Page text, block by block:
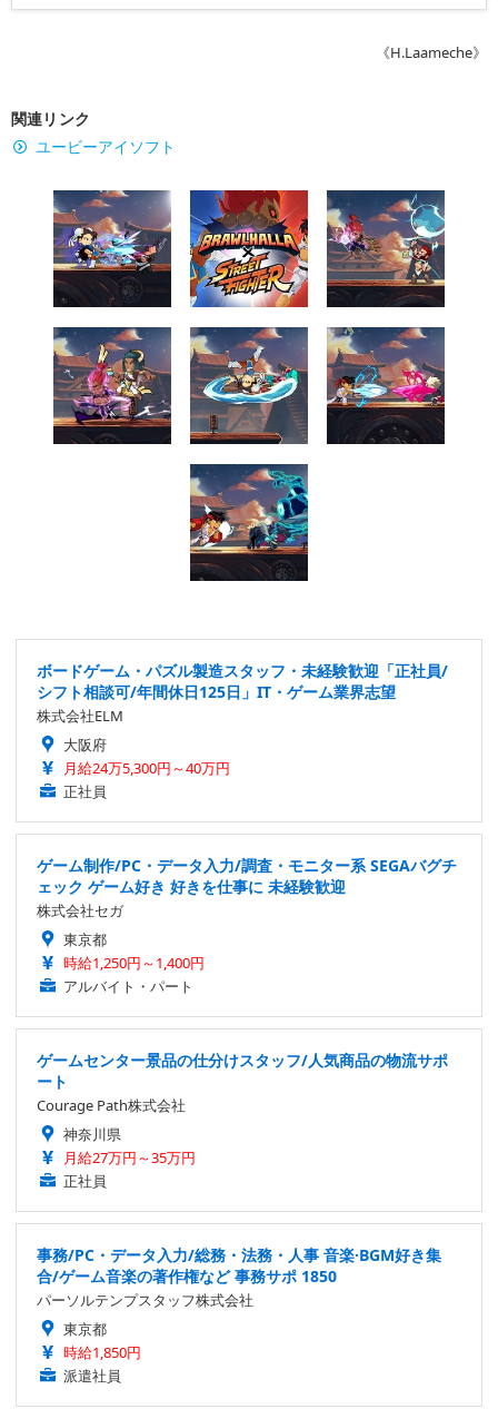
《H.Laameche》
関連リンク
ユービーアイソフト
ボードゲーム・パズル製造スタッフ・未経験歓迎「正社員/
シフト相談可/年間休日125日」IT・ゲーム業界志望
株式会社ELM
大阪府
月給24万5,300円～40万円
正社員
ゲーム制作/PC・データ入力/調査・モニター系 SEGAバグチ
ェック ゲーム好き 好きを仕事に 未経験歓迎
株式会社セガ
東京都
時給1,250円～1,400円
アルバイト・パート
ゲームセンター景品の仕分けスタッフ/人気商品の物流サポ
ート
Courage Path株式会社
神奈川県
月給27万円～35万円
正社員
事務/PC・データ入力/総務・法務・人事 音楽·BGM好き集
合/ゲーム音楽の著作権など 事務サポ 1850
パーソルテンプスタッフ株式会社
東京都
時給1,850円
派遣社員